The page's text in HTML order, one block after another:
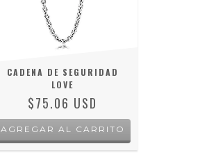
CADENA DE SEGURIDAD
LOVE
$75.06 USD
AGREGAR AL CARRITO